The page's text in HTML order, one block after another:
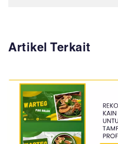
Artikel Terkait